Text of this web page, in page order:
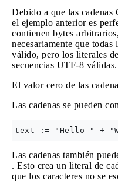
Debido a que las
el ejemplo anterior es
contienen bytes
necesariamente que
válido, pero los literales
secuencias UTF-8 válidas.
El valor cero de las
Las cadenas se pueden
Las cadenas también
. Esto crea un literal de
que los caracteres no se